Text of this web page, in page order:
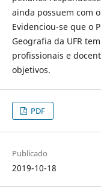
ainda possuem com
Evidenciou-se que o
Geografia da UFR
profissionais e
objetivos.
PDF
Publicado
2019-10-18